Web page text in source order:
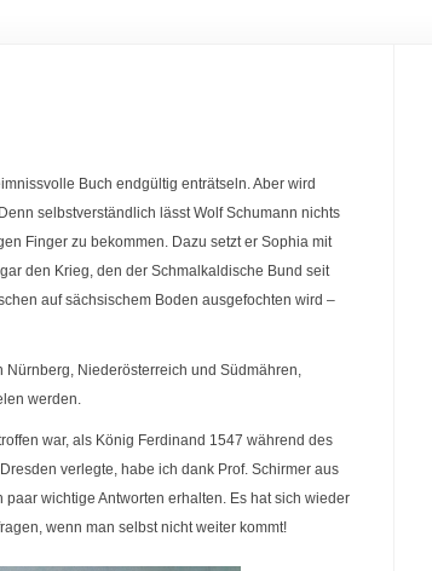
Buch endgültig enträtseln. Aber wird
selbstverständlich lässt Wolf Schumann nichts
Finger zu bekommen. Dazu setzt er Sophia mit
den Krieg, den der Schmalkaldische Bund seit
auf sächsischem Boden ausgefochten wird –
Niederösterreich und Südmähren,
werden.
war, als König Ferdinand 1547 während des
verlegte, habe ich dank Prof. Schirmer aus
wichtige Antworten erhalten. Es hat sich wieder
wenn man selbst nicht weiter kommt!